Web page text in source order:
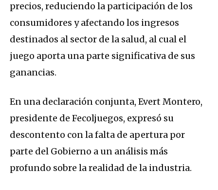
precios, reduciendo la participación de los
consumidores y afectando los ingresos
destinados al sector de la salud, al cual el
juego aporta una parte significativa de sus
ganancias.
En una declaración conjunta, Evert Montero,
presidente de Fecoljuegos, expresó su
descontento con la falta de apertura por
parte del Gobierno a un análisis más
profundo sobre la realidad de la industria.